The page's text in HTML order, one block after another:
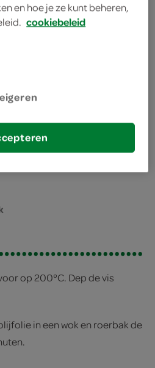
kies je winkel
op 200°C. Dep de vis
in een wok en roerbak de
en hoe je ze kunt beheren,
cookiebeleid